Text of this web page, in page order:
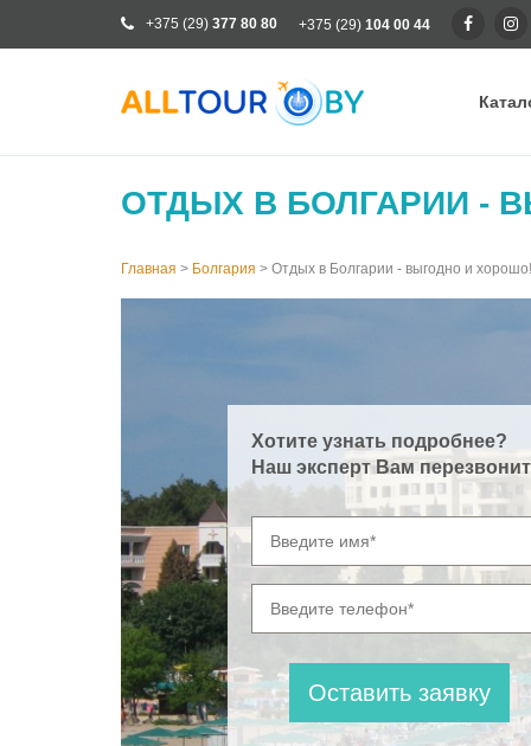
+375 (29) 377 80 80 +375 (29) 104 00 44
ОТДЫХ В БОЛГАРИИ -
Главная > Болгария > Отдых в Болгарии - выгодно и хорошо!
Хотите узнать подробнее?
Наш эксперт Вам перезвонит